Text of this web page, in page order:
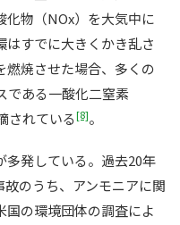
化物（NOx）を大気中に
すでに大きくかき乱さ
燃焼させた場合、多くの
である一酸化二窒素
されている[8]。
発している。過去20年
のうち、アンモニアに関
国の環境団体の調査によ